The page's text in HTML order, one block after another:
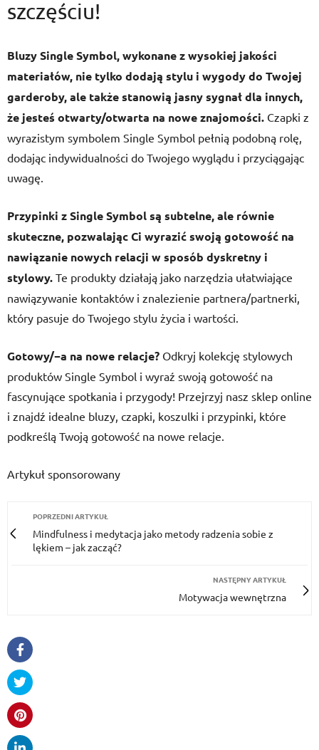
szczęściu!
Bluzy Single Symbol, wykonane z wysokiej jakości
materiałów, nie tylko dodają stylu i wygody do Twojej
garderoby, ale także stanowią jasny sygnał dla innych,
że jesteś otwarty/otwarta na nowe znajomości. Czapki z
wyrazistym symbolem Single Symbol pełnią podobną rolę,
dodając indywidualności do Twojego wyglądu i przyciągając
uwagę.
Przypinki z Single Symbol są subtelne, ale równie
skuteczne, pozwalając Ci wyrazić swoją gotowość na
nawiązanie nowych relacji w sposób dyskretny i
stylowy. Te produkty działają jako narzędzia ułatwiające
nawiązywanie kontaktów i znalezienie partnera/partnerki,
który pasuje do Twojego stylu życia i wartości.
Gotowy/−a na nowe relacje? Odkryj kolekcję stylowych
produktów Single Symbol i wyraź swoją gotowość na
fascynujące spotkania i przygody! Przejrzyj nasz sklep online
i znajdź idealne bluzy, czapki, koszulki i przypinki, które
podkreślą Twoją gotowość na nowe relacje.
Artykuł sponsorowany
POPRZEDNI ARTYKUŁ
Mindfulness i medytacja jako metody radzenia sobie z
lękiem – jak zacząć?
NASTĘPNY ARTYKUŁ
Motywacja wewnętrzna